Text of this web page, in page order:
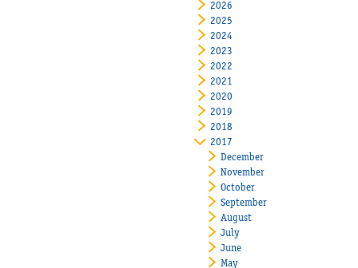
2026
2025
2024
2023
2022
2021
2020
2019
2018
2017
December
November
October
September
August
July
June
May